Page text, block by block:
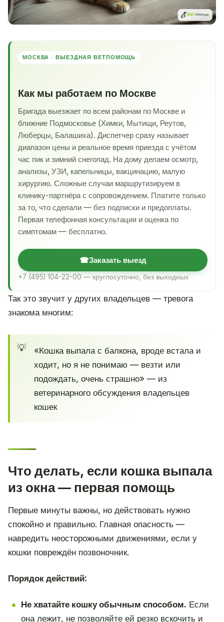
МОСКВА · ВЫЕЗДНАЯ ВЕТПОМОЩЬ
Как мы работаем по Москве
Бригада выезжает по всем районам по Москве и
ближние Подмосковье (Химки, Мытищи, Реутов,
Люберцы, Балашиха). Диспетчер сразу называет
диапазон цены и реальное время приезда с учётом
час пик и зимний снегопад. На дому делаем осмотр,
анализы, УЗИ, капельницы, вакцинацию, малую
хирургию. Сложные случаи маршрутизируем в
клинику-партнёра с сопровождением. Платите только
за то, что сделали — без подписки и предоплаты.
Первая телефонная консультация и оценка по
симптомам — бесплатно.
☎Заказать выезд
+7 (495) 104-22-00 — круглосуточно, без выходных
Так это звучит у других владельцев — тревога
знакома многим:
«Кошка выпала с балкона, вроде встала и
ходит, но я не понимаю — везти или
подождать, очень страшно» — из
ветеринарного обсуждения владельцев
кошек
Что делать, если кошка выпала
из окна — первая помощь
Первые минуты важны, но действовать нужно
спокойно и правильно. Главная опасность —
навредить неосторожными движениями, если у
кошки повреждён позвоночник.
Порядок действий:
Не хватайте кошку обычным способом. Если
она лежит, не позволяйте ей резко вскочить и